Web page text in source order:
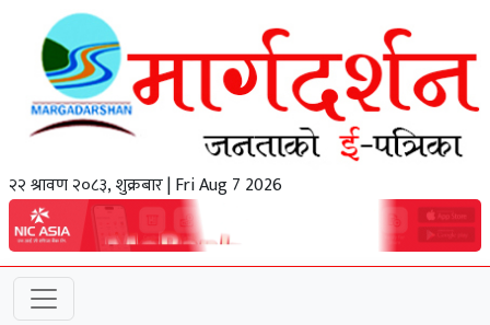
२२ श्रावण २०८३, शुक्रबार | Fri Aug 7 2026